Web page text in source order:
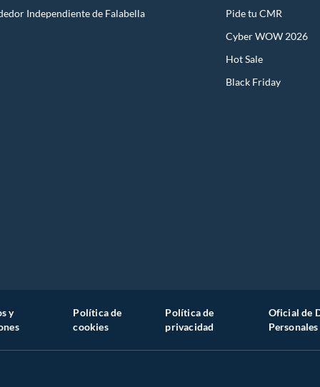
Marcas guías sin rayar en la
Independiente de Falabella
Pide tu CMR
Cyber WOW 2026
Hot Sale
Black Friday
y
Política de
cookies
Política de
privacidad
Oficial de
Personales